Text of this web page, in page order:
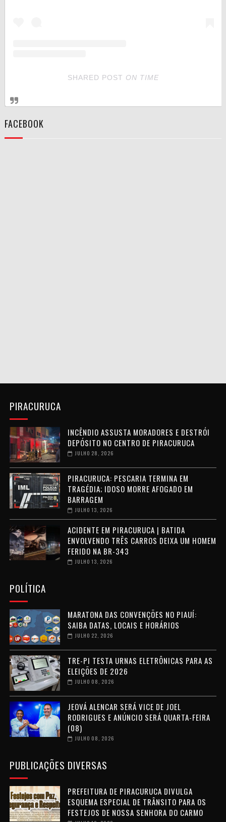
SHARED POST ON TIME
FACEBOOK
PIRACURUCA
INCÊNDIO ASSUSTA MORADORES E DESTRÓI
DEPÓSITO NO CENTRO DE PIRACURUCA
JULHO 28, 2026
PIRACURUCA: PESCARIA TERMINA EM
TRAGÉDIA; IDOSO MORRE AFOGADO EM
BARRAGEM
JULHO 13, 2026
ACIDENTE EM PIRACURUCA | BATIDA
ENVOLVENDO TRÊS CARROS DEIXA UM HOMEM
FERIDO NA BR-343
JULHO 13, 2026
POLÍTICA
MARATONA DAS CONVENÇÕES NO PIAUÍ:
SAIBA DATAS, LOCAIS E HORÁRIOS
JULHO 22, 2026
TRE-PI TESTA URNAS ELETRÔNICAS PARA AS
ELEIÇÕES DE 2026
JULHO 08, 2026
JEOVÁ ALENCAR SERÁ VICE DE JOEL
RODRIGUES E ANÚNCIO SERÁ QUARTA-FEIRA
(08)
JULHO 08, 2026
PUBLICAÇÕES DIVERSAS
PREFEITURA DE PIRACURUCA DIVULGA
ESQUEMA ESPECIAL DE TRÂNSITO PARA OS
FESTEJOS DE NOSSA SENHORA DO CARMO